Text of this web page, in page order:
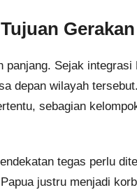
Sejak
depan wilayah
sebagian
tegas perlu
justru menjadi